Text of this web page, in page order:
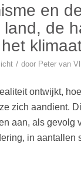
en
de
/ door Peter van
ontwijkt,
zich aandient.
aan, als gevolg
in aantallen